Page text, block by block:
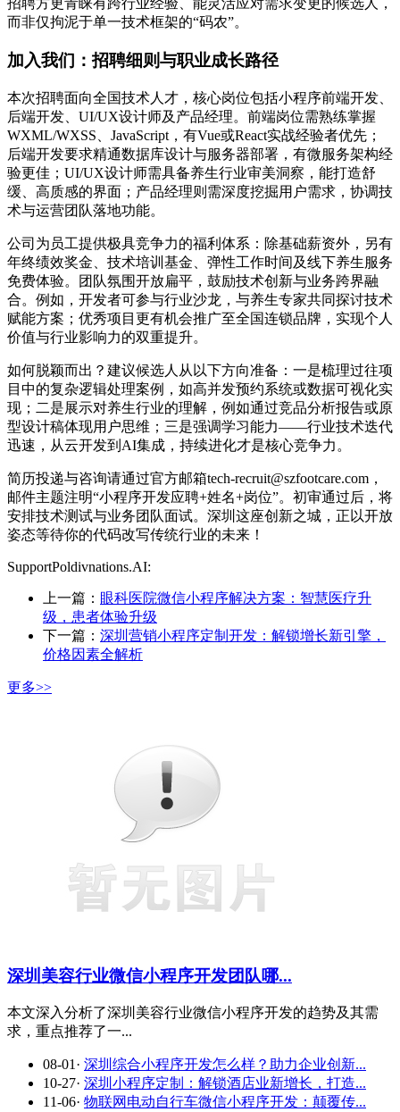
招聘方更青睐有跨行业经验、能灵活应对需求变更的候选人，
而非仅拘泥于单一技术框架的“码农”。
加入我们：招聘细则与职业成长路径
本次招聘面向全国技术人才，核心岗位包括小程序前端开发、
后端开发、UI/UX设计师及产品经理。前端岗位需熟练掌握
WXML/WXSS、JavaScript，有Vue或React实战经验者优先；
后端开发要求精通数据库设计与服务器部署，有微服务架构经
验更佳；UI/UX设计师需具备养生行业审美洞察，能打造舒
缓、高质感的界面；产品经理则需深度挖掘用户需求，协调技
术与运营团队落地功能。
公司为员工提供极具竞争力的福利体系：除基础薪资外，另有
年终绩效奖金、技术培训基金、弹性工作时间及线下养生服务
免费体验。团队氛围开放扁平，鼓励技术创新与业务跨界融
合。例如，开发者可参与行业沙龙，与养生专家共同探讨技术
赋能方案；优秀项目更有机会推广至全国连锁品牌，实现个人
价值与行业影响力的双重提升。
如何脱颖而出？建议候选人从以下方向准备：一是梳理过往项
目中的复杂逻辑处理案例，如高并发预约系统或数据可视化实
现；二是展示对养生行业的理解，例如通过竞品分析报告或原
型设计稿体现用户思维；三是强调学习能力——行业技术迭代
迅速，从云开发到AI集成，持续进化才是核心竞争力。
简历投递与咨询请通过官方邮箱tech-recruit@szfootcare.com，
邮件主题注明“小程序开发应聘+姓名+岗位”。初审通过后，将
安排技术测试与业务团队面试。深圳这座创新之城，正以开放
姿态等待你的代码改写传统行业的未来！
SupportPoldivnations.AI:
上一篇： 眼科医院微信小程序解决方案：智慧医疗升
级，患者体验升级
下一篇： 深圳营销小程序定制开发：解锁增长新引擎，
价格因素全解析
更多>>
深圳美容行业微信小程序开发团队哪...
本文深入分析了深圳美容行业微信小程序开发的趋势及其需
求，重点推荐了一...
08-01 · 深圳综合小程序开发怎么样？助力企业创新...
10-27· 深圳小程序定制：解锁酒店业新增长，打造...
11-06· 物联网电动自行车微信小程序开发：颠覆传...